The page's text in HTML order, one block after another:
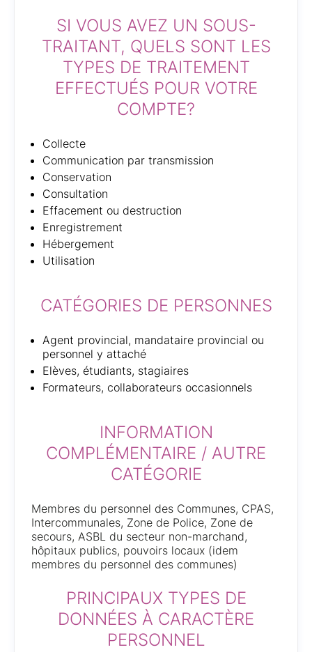
SI VOUS AVEZ UN SOUS-
TRAITANT, QUELS SONT LES
TYPES DE TRAITEMENT
EFFECTUÉS POUR VOTRE
COMPTE?
Collecte
Communication par transmission
Conservation
Consultation
Effacement ou destruction
Enregistrement
Hébergement
Utilisation
CATÉGORIES DE PERSONNES
Agent provincial, mandataire provincial ou
personnel y attaché
Elèves, étudiants, stagiaires
Formateurs, collaborateurs occasionnels
INFORMATION
COMPLÉMENTAIRE / AUTRE
CATÉGORIE
Membres du personnel des Communes, CPAS,
Intercommunales, Zone de Police, Zone de
secours, ASBL du secteur non-marchand,
hôpitaux publics, pouvoirs locaux (idem
membres du personnel des communes)
PRINCIPAUX TYPES DE
DONNÉES À CARACTÈRE
PERSONNEL